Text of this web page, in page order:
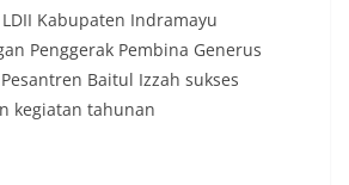
Kabupaten Indramayu
Penggerak Pembina Generus
Baitul Izzah sukses
kegiatan tahunan